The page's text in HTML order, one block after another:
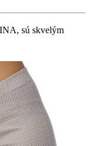
sú skvelým